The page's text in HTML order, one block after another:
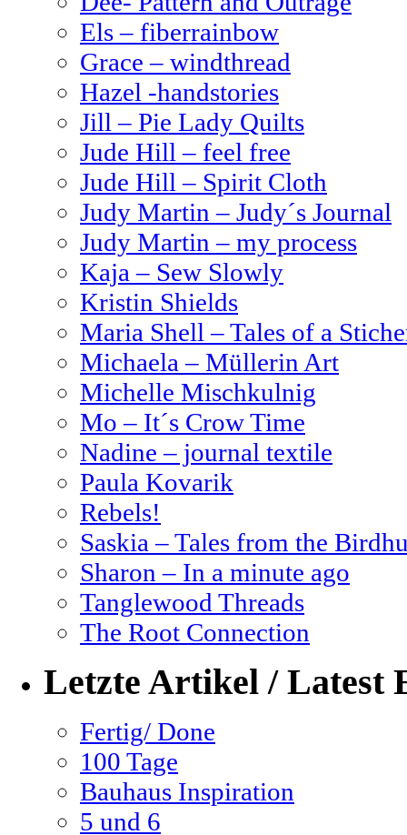
Els – fiberrainbow
Grace – windthread
Hazel -handstories
Jill – Pie Lady Quilts
Jude Hill – feel free
Jude Hill – Spirit Cloth
Judy Martin – Judy´s Journal
Judy Martin – my process
Kaja – Sew Slowly
Kristin Shields
Maria Shell – Tales of a
Michaela – Müllerin Art
Michelle Mischkulnig
Mo – It´s Crow Time
Nadine – journal textile
Paula Kovarik
Rebels!
Saskia – Tales from the
Sharon – In a minute ago
Tanglewood Threads
The Root Connection
Letzte Artikel / Latest
Fertig/ Done
100 Tage
Bauhaus Inspiration
5 und 6